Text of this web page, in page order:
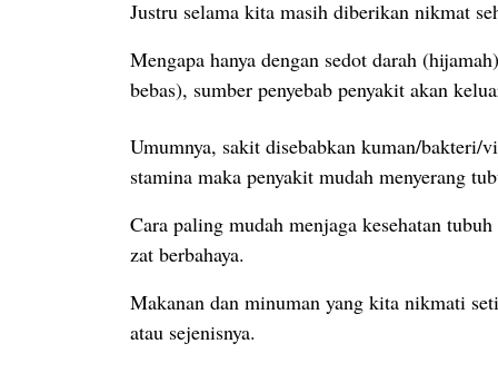
Justru selama kita masih diberikan nikmat
Mengapa hanya dengan sedot darah
bebas), sumber penyebab penyakit akan
Umumnya, sakit disebabkan kuman/bakteri/
stamina maka penyakit mudah menyerang
Cara paling mudah menjaga kesehatan
zat berbahaya.
Makanan dan minuman yang kita nikmati
atau sejenisnya.